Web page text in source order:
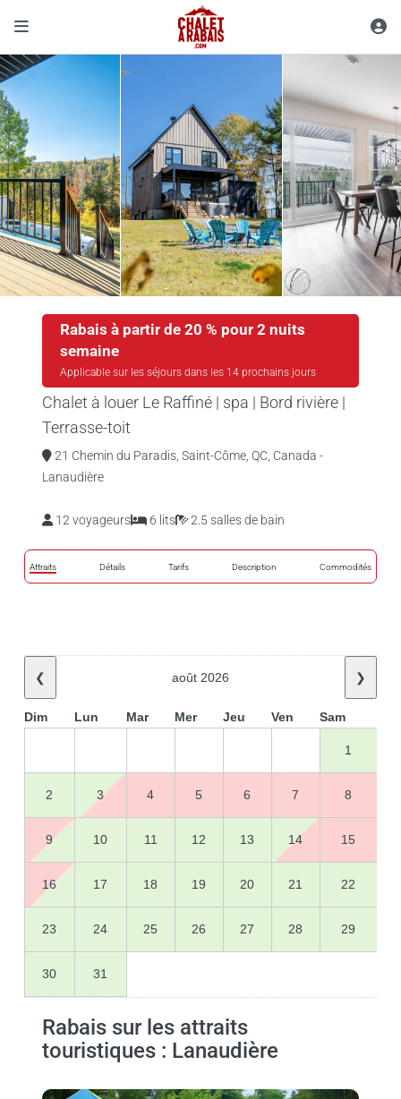
Rabais à partir de 20 % pour 2 nuits
semaine
Applicable sur les séjours dans les 14 prochains jours
Chalet à louer Le Raffiné | spa | Bord rivière |
Terrasse-toit
21 Chemin du Paradis, Saint-Côme, QC, Canada -
Lanaudière
12 voyageurs 6 lits 2.5 salles de bain
Attraits Détails Tarifs Description Commodités
❮ août 2026 ❯
Dim Lun Mar Mer Jeu Ven Sam
1
2 3 4 5 6 7 8
9 10 11 12 13 14 15
16 17 18 19 20 21 22
23 24 25 26 27 28 29
30 31
Rabais sur les attraits
touristiques : Lanaudière